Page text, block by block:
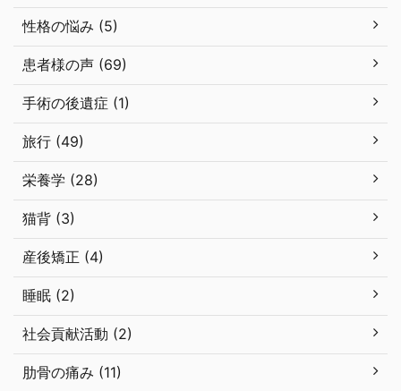
性格の悩み (5)
患者様の声 (69)
手術の後遺症 (1)
旅行 (49)
栄養学 (28)
猫背 (3)
産後矯正 (4)
睡眠 (2)
社会貢献活動 (2)
肋骨の痛み (11)